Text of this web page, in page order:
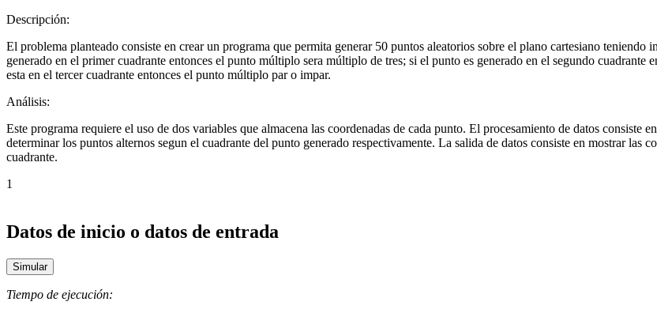
Descripción:
El problema planteado consiste en crear un programa que permita generar 50 puntos aleatorios sobre el plano cartesiano
generado en el primer cuadrante entonces el punto múltiplo sera múltiplo de tres; si el punto es generado en el segundo
esta en el tercer cuadrante entonces el punto múltiplo par o impar.
Análisis:
Este programa requiere el uso de dos variables que almacena las coordenadas de cada punto. El procesamiento de datos consiste
determinar los puntos alternos segun el cuadrante del punto generado respectivamente. La salida de datos consiste en mostrar las
cuadrante.
1
Datos de inicio o datos de entrada
Tiempo de ejecución: